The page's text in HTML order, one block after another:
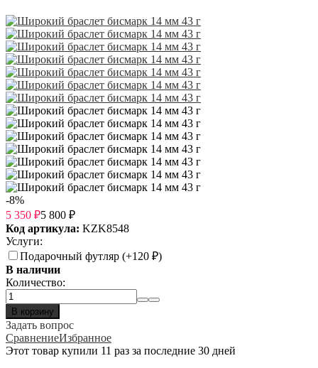
-8%
5 350 ₽5 800 ₽
Код артикула: KZK8548
Услуги:
Подарочный футляр (+120 ₽)
В наличии
Количество:
В корзину
Задать вопрос
СравнениеИзбранное
Этот товар купили 11 раз за последние 30 дней